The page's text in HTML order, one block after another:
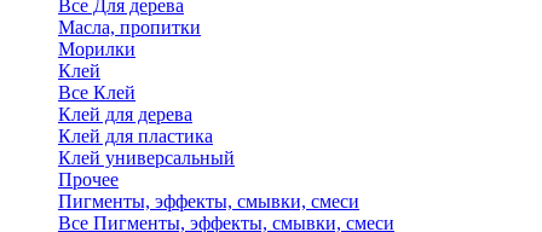
Все Для дерева
Масла, пропитки
Морилки
Клей
Все Клей
Клей для дерева
Клей для пластика
Клей универсальный
Прочее
Пигменты, эффекты, смывки, смеси
Все Пигменты, эффекты, смывки, смеси